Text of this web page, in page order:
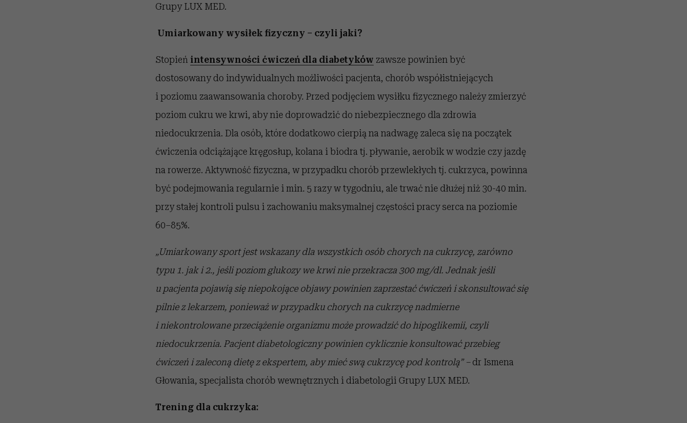
Grupy LUX MED.
Umiarkowany wysiłek fizyczny – czyli jaki?
Stopień intensywności ćwiczeń dla diabetyków zawsze powinien być
dostosowany do indywidualnych możliwości pacjenta, chorób współistniejących
i poziomu zaawansowania choroby. Przed podjęciem wysiłku fizycznego należy zmierzyć
poziom cukru we krwi, aby nie doprowadzić do niebezpiecznego dla zdrowia
niedocukrzenia. Dla osób, które dodatkowo cierpią na nadwagę zaleca się na początek
ćwiczenia odciążające kręgosłup, kolana i biodra tj. pływanie, aerobik w wodzie czy jazdę
na rowerze. Aktywność fizyczna, w przypadku chorób przewlekłych tj. cukrzyca, powinna
być podejmowania regularnie i min. 5 razy w tygodniu, ale trwać nie dłużej niż 30-40 min.
przy stałej kontroli pulsu i zachowaniu maksymalnej częstości pracy serca na poziomie
60–85%.
„Umiarkowany sport jest wskazany dla wszystkich osób chorych na cukrzycę, zarówno
typu 1. jak i 2., jeśli poziom glukozy we krwi nie przekracza 300 mg/dl. Jednak jeśli
u pacjenta pojawią się niepokojące objawy powinien zaprzestać ćwiczeń i skonsultować się
pilnie z lekarzem, ponieważ w przypadku chorych na cukrzycę nadmierne
i niekontrolowane przeciążenie organizmu może prowadzić do hipoglikemii, czyli
niedocukrzenia. Pacjent diabetologiczny powinien cyklicznie konsultować przebieg
ćwiczeń i zaleconą dietę z ekspertem, aby mieć swą cukrzycę pod kontrolą” –dr Ismena
Głowania, specjalista chorób wewnętrznych i diabetologii Grupy LUX MED.
Trening dla cukrzyka: